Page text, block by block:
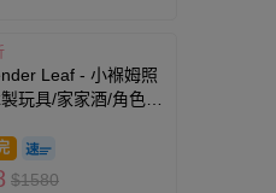
Leaf - 小褓姆照
玩具/家家酒/角色扮
$1580